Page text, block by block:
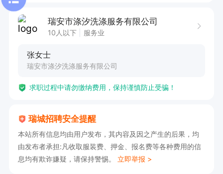
2. 熟悉本地路况，能够准确规划收送路线。
3. 工作认真负责，有较强的责任心和服务意识。
流。
有意向者可直接投递简历获取电话，电话联系时请
告知是在瑞城招聘网看到的!!!
瑞安市涤汐洗涤服务有限公司
10人以下 服务业
张女士
瑞安市涤汐洗涤服务有限公司
求职过程中请勿缴纳费用，保持谨慎防止受骗！
瑞城招聘安全提醒
本站所有信息均由用户发布，其内容及因之产生的后果，均
由发布者承担:凡收取服装费、押金、报名费等各种费用的信
息均有欺诈嫌疑，请保持警惕。 立即举报 >